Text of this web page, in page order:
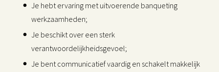
Je hebt ervaring met uitvoerende banqueting
werkzaamheden;
Je beschikt over een sterk
verantwoordelijkheidsgevoel;
Je bent communicatief vaardig en schakelt makkelijk